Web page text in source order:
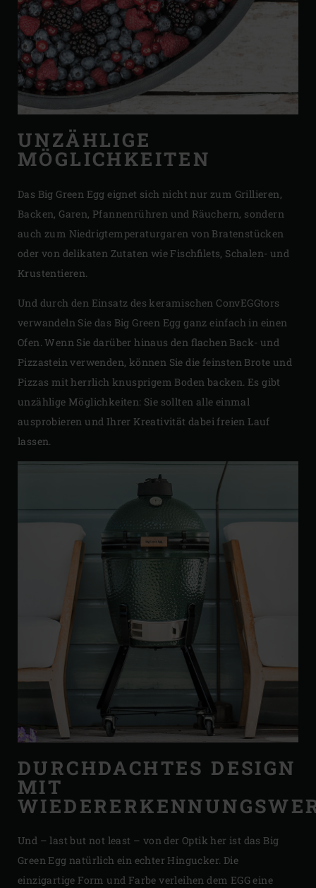
UNZÄHLIGE
MÖGLICHKEITEN
Das Big Green Egg eignet sich nicht nur zum Grillieren,
Backen, Garen, Pfannenrühren und Räuchern, sondern
auch zum Niedrigtemperaturgaren von Bratenstücken
oder von delikaten Zutaten wie Fischfilets, Schalen- und
Krustentieren.
Und durch den Einsatz des keramischen ConvEGGtors
verwandeln Sie das Big Green Egg ganz einfach in einen
Ofen. Wenn Sie darüber hinaus den flachen Back- und
Pizzastein verwenden, können Sie die feinsten Brote und
Pizzas mit herrlich knusprigem Boden backen. Es gibt
unzählige Möglichkeiten: Sie sollten alle einmal
ausprobieren und Ihrer Kreativität dabei freien Lauf
lassen.
DURCHDACHTES DESIGN
MIT
Und – last but not least – von der Optik her ist das Big
Green Egg natürlich ein echter Hingucker. Die
einzigartige Form und Farbe verleihen dem EGG eine